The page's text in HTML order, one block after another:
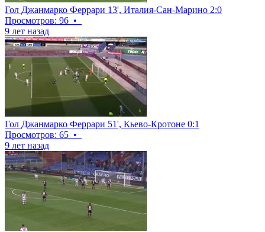
Гол Джанмарко Феррари 13', Италия-Сан-Марино 2:0
Просмотров: 96 •
9 лет назад
Гол Джанмарко Феррари 51', Кьево-Кротоне 0:1
Просмотров: 65 •
9 лет назад